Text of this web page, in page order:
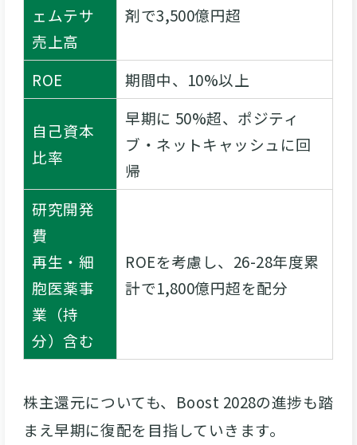
ェムテサ
売上高
剤で3,500億円超
ROE 期間中、10%以上
自己資本
比率
早期に 50%超、ポジティ
ブ・ネットキャッシュに回
帰
研究開発
費
再生・細
胞医薬事
業（持
分）含む
ROEを考慮し、26-28年度累
計で1,800億円超を配分
株主還元についても、Boost 2028の進捗も踏
まえ早期に復配を目指していきます。